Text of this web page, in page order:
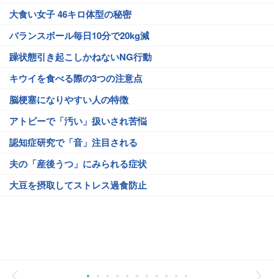
大食い女子 46キロ体型の秘密
バランスボール毎日10分で20kg減
躁状態引き起こしかねないNG行動
キウイを食べる際の3つの注意点
脳梗塞になりやすい人の特徴
アトピーで「汚い」扱いされ苦悩
認知症研究で「音」注目される
夫の「産後うつ」にみられる症状
大豆を摂取してストレス過食防止